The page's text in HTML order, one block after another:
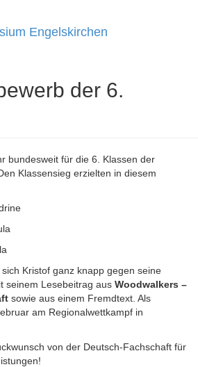
Engelskirchen
der 6.
bundesweit für die 6. Klassen der
Klassensieg erzielten in diesem
Kristof ganz knapp gegen seine
seinem Lesebeitrag aus Woodwalkers –
sowie aus einem Fremdtext. Als
am Regionalwettkampf in
von der Deutsch-Fachschaft für